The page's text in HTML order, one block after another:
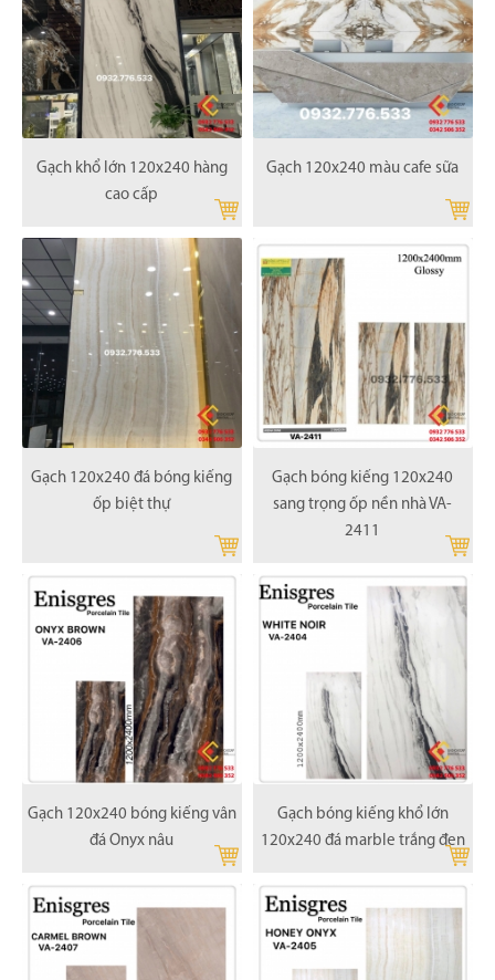
Gạch khổ lớn 120x240 hàng
cao cấp
Gạch 120x240 màu cafe sữa
Gạch 120x240 đá bóng kiếng
ốp biệt thự
Gạch bóng kiếng 120x240
sang trọng ốp nền nhà VA-
2411
Gạch 120x240 bóng kiếng vân
đá Onyx nâu
Gạch bóng kiếng khổ lớn
120x240 đá marble trắng đen